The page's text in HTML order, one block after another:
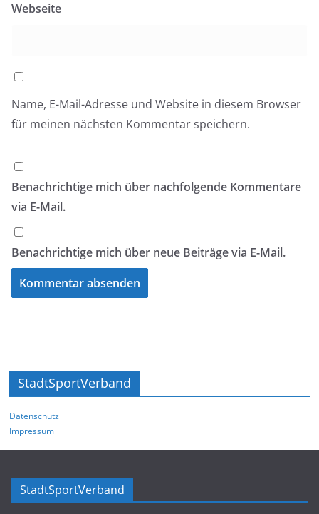
Webseite
Name, E-Mail-Adresse und Website in diesem Browser
für meinen nächsten Kommentar speichern.
Benachrichtige mich über nachfolgende Kommentare
via E-Mail.
Benachrichtige mich über neue Beiträge via E-Mail.
StadtSportVerband
Datenschutz
Impressum
StadtSportVerband